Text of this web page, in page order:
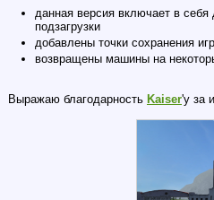
данная версия включает в
подзагрузки
добавлены точки сохранения
возвращены машины на
Выражаю благодарность Kaiser'у за